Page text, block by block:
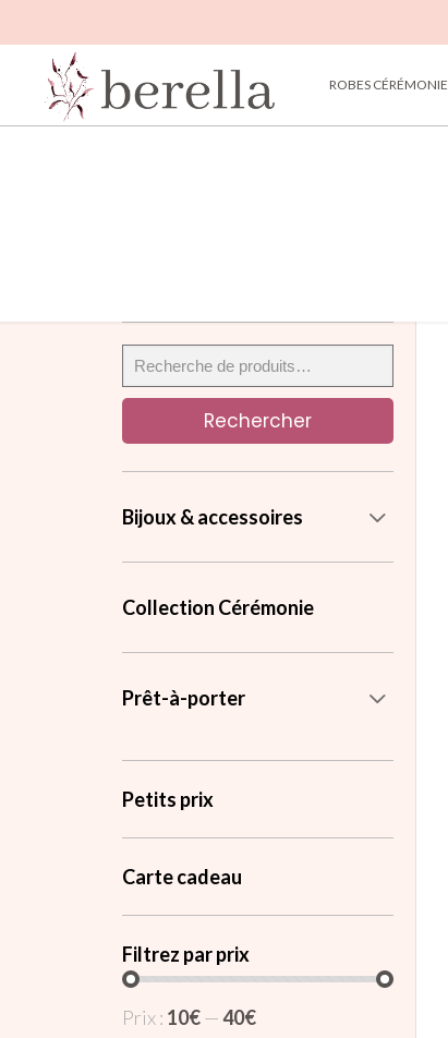
ROBES CÉRÉMONIE
Rechercher
Bijoux & accessoires
Collection Cérémonie
Prêt-à-porter
Petits prix
Carte cadeau
Filtrez par prix
Prix : 10€—40€